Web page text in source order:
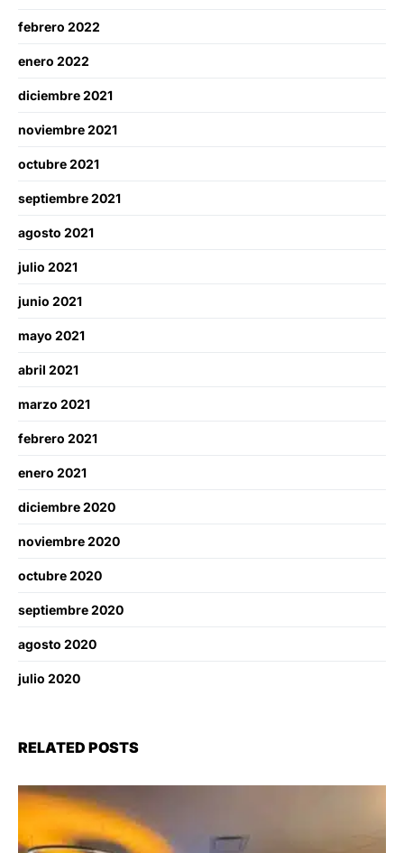
febrero 2022
enero 2022
diciembre 2021
noviembre 2021
octubre 2021
septiembre 2021
agosto 2021
julio 2021
junio 2021
mayo 2021
abril 2021
marzo 2021
febrero 2021
enero 2021
diciembre 2020
noviembre 2020
octubre 2020
septiembre 2020
agosto 2020
julio 2020
RELATED POSTS